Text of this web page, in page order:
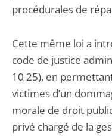
procédurales de
Cette même loi a
code de justice
10 25), en
victimes d’un
morale de droit
privé chargé de la